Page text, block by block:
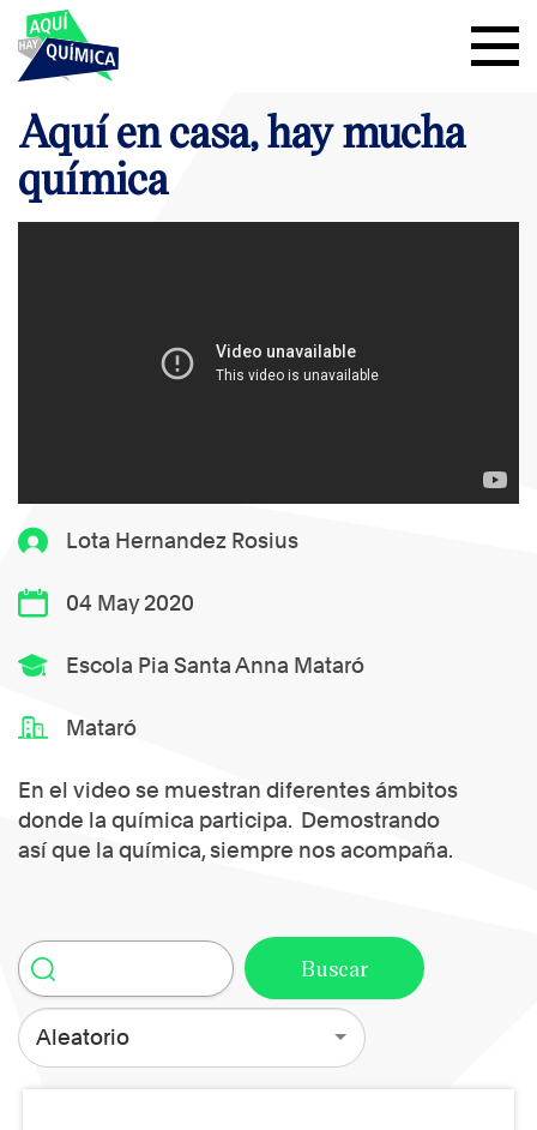
Lota Hernandez Rosius
04 May 2020
Escola Pia Santa Anna Mataró
Mataró
En el video se muestran diferentes ámbitos
donde la química participa. Demostrando
así que la química, siempre nos acompaña.
Aquí en casa, hay mucha
química
Aleatorio